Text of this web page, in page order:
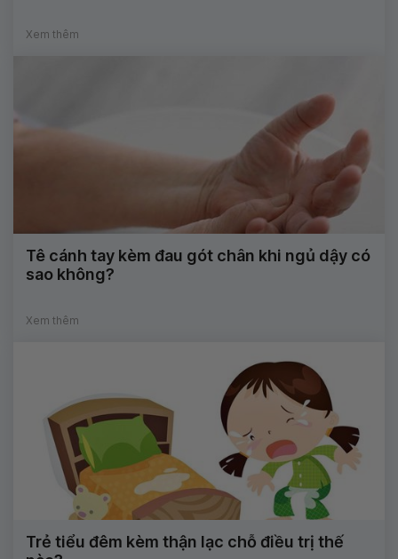
Xem thêm
Tê cánh tay kèm đau gót chân khi ngủ dậy có
sao không?
Xem thêm
Trẻ tiểu đêm kèm thận lạc chỗ điều trị thế